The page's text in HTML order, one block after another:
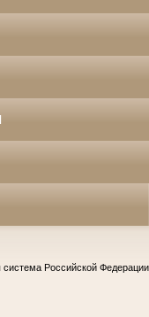
система Российской